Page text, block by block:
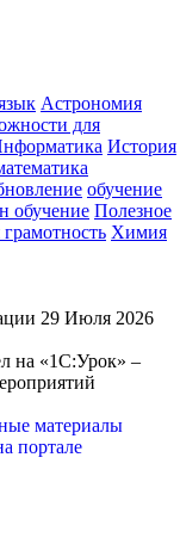
Астрономия
для
История
обучение
обучение Полезное
Химия
29 Июля 2026
на «1С:Урок» –